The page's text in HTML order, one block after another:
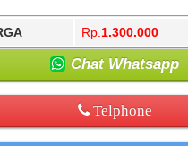
Rp. 1.300.000
Chat Whatsapp
Telphone